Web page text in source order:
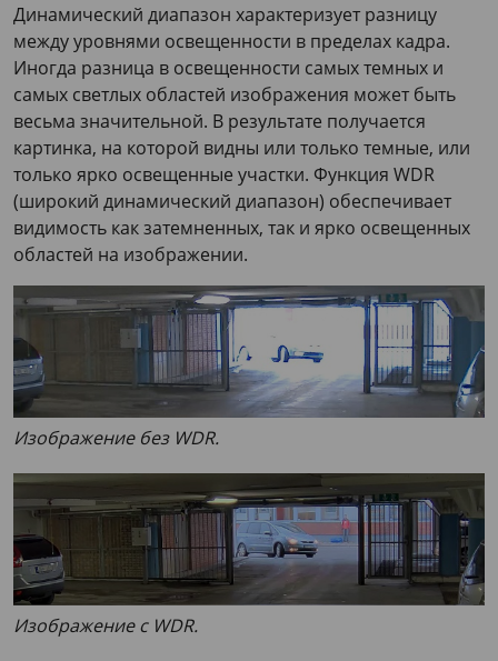
Динамический диапазон характеризует разницу
между уровнями освещенности в пределах кадра.
Иногда разница в освещенности самых темных и
самых светлых областей изображения может быть
весьма значительной. В результате получается
картинка, на которой видны или только темные, или
только ярко освещенные участки. Функция WDR
(широкий динамический диапазон) обеспечивает
видимость как затемненных, так и ярко освещенных
областей на изображении.
Изображение без WDR.
Изображение с WDR.